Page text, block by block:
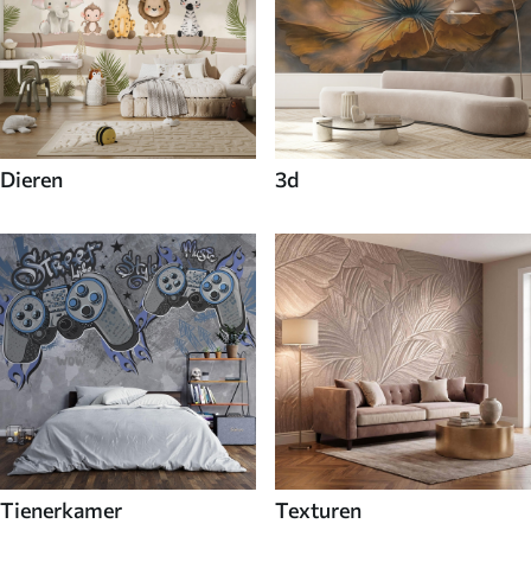
Dieren 3d
Tienerkamer Texturen